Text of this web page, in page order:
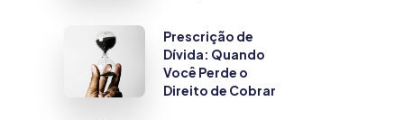
Prescrição de
Dívida: Quando
Você Perde o
Direito de Cobrar